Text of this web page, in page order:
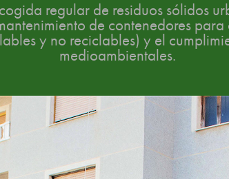
regular de residuos sólidos
de contenedores para
y no reciclables) y el
medioambientales.